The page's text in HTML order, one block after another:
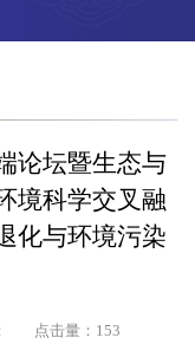
论坛暨生态与
境科学交叉融
化与环境污染
点击量： 153